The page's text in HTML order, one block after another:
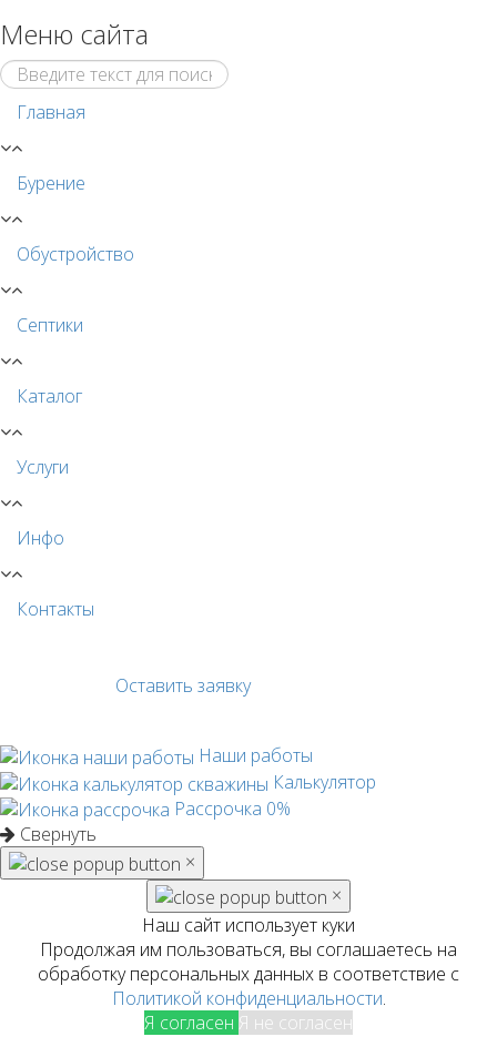
Меню сайта
Главная
Бурение
Обустройство
Септики
Каталог
Услуги
Инфо
Контакты
Оставить заявку
Наши работы
Калькулятор
Рассрочка 0%
Свернуть
×
×
Наш сайт использует куки
Продолжая им пользоваться, вы соглашаетесь на
обработку персональных данных в соответствие с
Политикой конфиденциальности.
Я согласен Я не согласен